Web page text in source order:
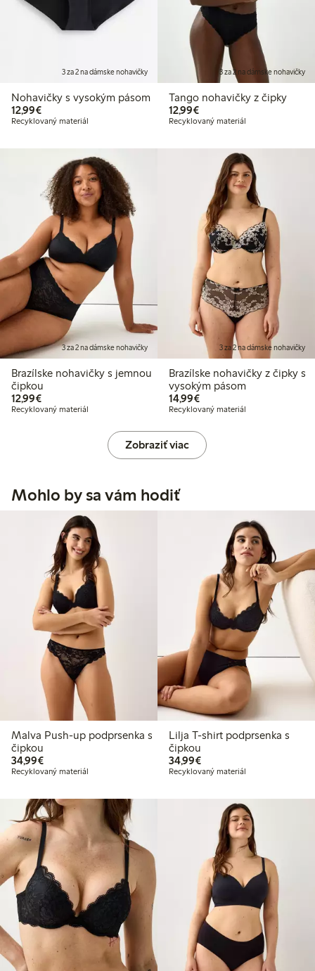
3 za 2 na dámske nohavičky
Nohavičky s vysokým pásom
12,99€12,99 €
Recyklovaný materiál
3 za 2 na dámske nohavičky
Tango nohavičky z čipky
12,99€12,99 €
Recyklovaný materiál
3 za 2 na dámske nohavičky
Brazílske nohavičky s jemnou
čipkou
12,99€12,99 €
Recyklovaný materiál
3 za 2 na dámske nohavičky
Brazílske nohavičky z čipky s
vysokým pásom
14,99€14,99 €
Recyklovaný materiál
Zobraziť viac
Mohlo by sa vám hodiť
Malva Push-up podprsenka s
čipkou
34,99€34,99 €
Recyklovaný materiál
Lilja T-shirt podprsenka s
čipkou
34,99€34,99 €
Recyklovaný materiál